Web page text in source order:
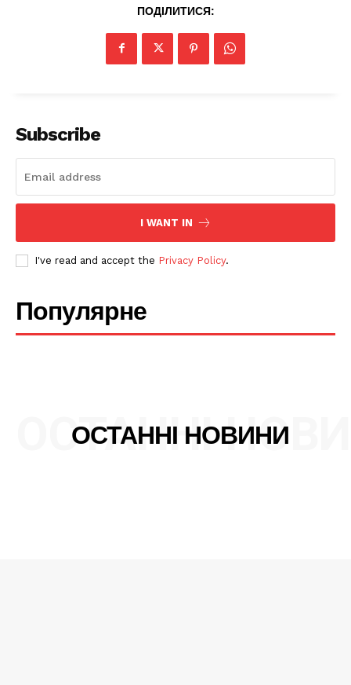
Про нас
Редакційна політика
Мапа сайту
ПОДІЛИТИСЯ:
Subscribe
I WANT IN
I've read and accept the Privacy Policy.
Популярне
ОСТАННІ НОВИНИ
ОСТАННІ